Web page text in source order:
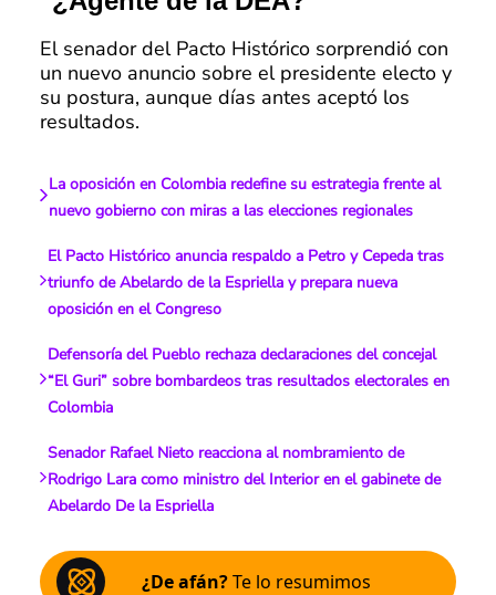
El senador del Pacto Histórico sorprendió con
un nuevo anuncio sobre el presidente electo y
su postura, aunque días antes aceptó los
resultados.
La oposición en Colombia redefine su estrategia frente al
nuevo gobierno con miras a las elecciones regionales
El Pacto Histórico anuncia respaldo a Petro y Cepeda tras
triunfo de Abelardo de la Espriella y prepara nueva
oposición en el Congreso
Defensoría del Pueblo rechaza declaraciones del concejal
“El Guri” sobre bombardeos tras resultados electorales en
Colombia
Senador Rafael Nieto reacciona al nombramiento de
Rodrigo Lara como ministro del Interior en el gabinete de
Abelardo De la Espriella
¿De afán?Te lo resumimos